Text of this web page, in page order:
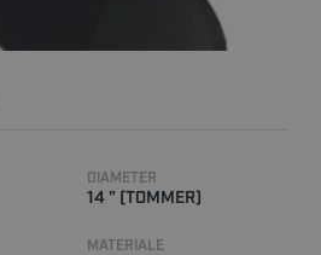
DIAMETER
14 " (TOMMER)
MATERIALE